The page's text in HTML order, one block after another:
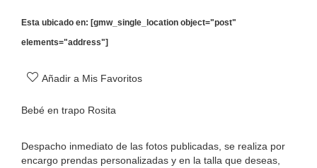
Esta ubicado en: [gmw_single_location object="post"
elements="address"]
Añadir a Mis Favoritos
Bebé en trapo Rosita
Despacho inmediato de las fotos publicadas, se realiza por
encargo prendas personalizadas y en la talla que deseas,